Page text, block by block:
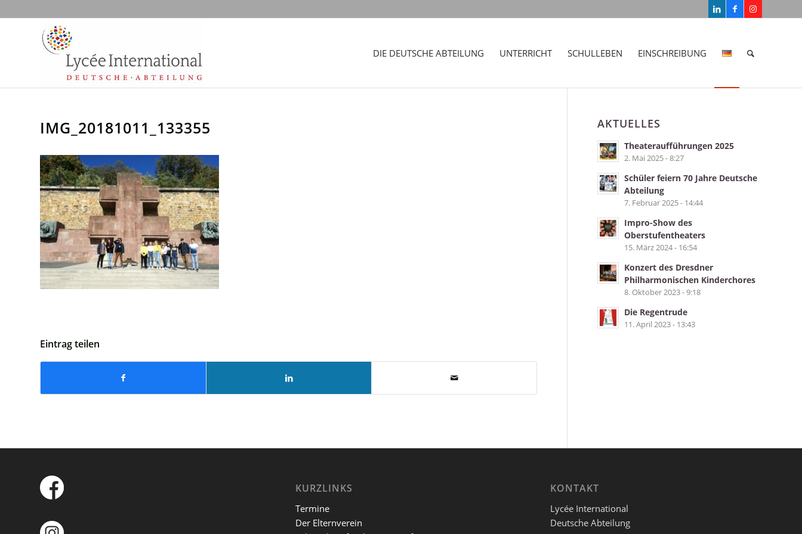
DIE DEUTSCHE ABTEILUNG UNTERRICHT SCHULLEBEN EINSCHREIBUNG
IMG_20181011_133355
Eintrag teilen
AKTUELLES
Theateraufführungen 2025
2. Mai 2025 - 8:27
Schüler feiern 70 Jahre Deutsche
Abteilung
7. Februar 2025 - 14:44
Impro-Show des
Oberstufentheaters
15. März 2024 - 16:54
Konzert des Dresdner
Philharmonischen Kinderchores
8. Oktober 2023 - 9:18
Die Regentrude
11. April 2023 - 13:43
KURZLINKS
Termine
Der Elternverein
KONTAKT
Lycée International
Deutsche Abteilung